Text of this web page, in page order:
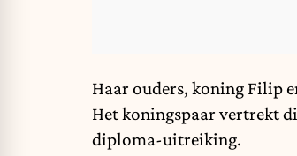
Haar ouders, koning Filip
Het koningspaar vertrekt
diploma-uitreiking.